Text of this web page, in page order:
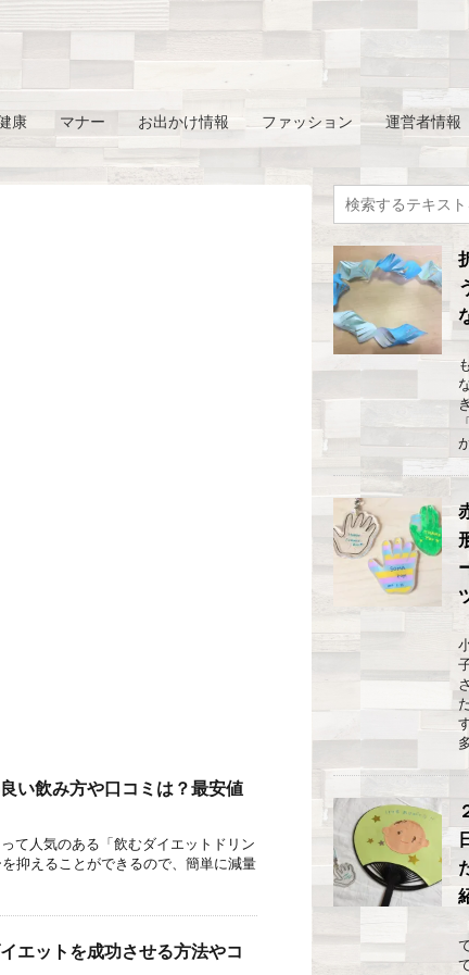
康 マナー お出かけ情報 ファッション
運営者情報
い飲み方や口コミは？最安値
て人気のある「飲むダイエットドリン
抑えることができるので、簡単に減量
エットを成功させる方法やコ